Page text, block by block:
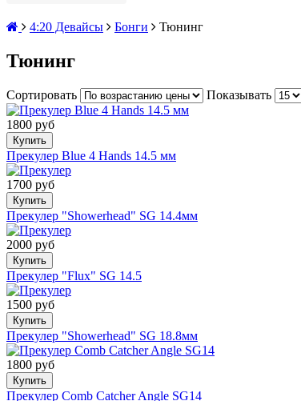
4:20 Девайсы Бонги Тюнинг
Тюнинг
Сортировать Показывать
1800 руб
Купить
Прекулер Blue 4 Hands 14.5 мм
1700 руб
Купить
Прекулер "Showerhead" SG 14.4мм
2000 руб
Купить
Прекулер "Flux" SG 14.5
1500 руб
Купить
Прекулер "Showerhead" SG 18.8мм
1800 руб
Купить
Прекулер Comb Catcher Angle SG14